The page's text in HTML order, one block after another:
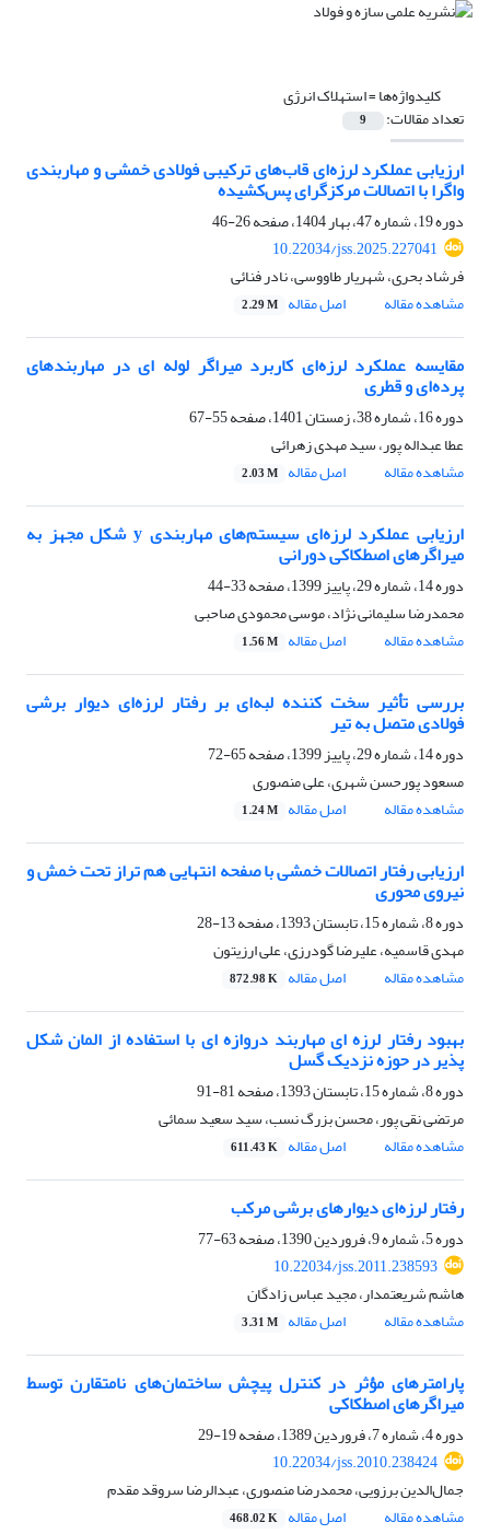
کلیدواژه‌ها =استهلاک انرژی
تعداد مقالات: 9
ارزیابی عملکرد لرزه‌ای قاب‌های ترکیبی فولادی خمشی و مهاربندی
واگرا با اتصالات مرکزگرای پس‌کشیده
دوره 19، شماره 47، بهار 1404، صفحه
26-46
10.22034/jss.2025.227041
فرشاد بحری، شهریار طاووسی، نادر فنائی
مشاهده مقاله
اصل مقاله 2.29 M
مقایسه عملکرد لرزه‌ای کاربرد میراگر لوله ای در مهاربندهای
پرده‌ای و قطری
دوره 16، شماره 38، زمستان 1401، صفحه
55-67
عطا عبداله پور، سید مهدی زهرائی
مشاهده مقاله
اصل مقاله 2.03 M
ارزیابی عملکرد لرزه‌ای سیستم‌های‌ مهاربندی y شکل مجهز به
میراگرهای اصطکاکی دورانی
دوره 14، شماره 29، پاییز 1399، صفحه
33-44
محمدرضا سلیمانی نژاد، موسی محمودی صاحبی
مشاهده مقاله
اصل مقاله 1.56 M
بررسی تأثیر سخت کننده لبه‌ای بر رفتار لرزه‌ای دیوار برشی
فولادی متصل به تیر
دوره 14، شماره 29، پاییز 1399، صفحه
65-72
مسعود پورحسن شهری، علی منصوری
مشاهده مقاله
اصل مقاله 1.24 M
ارزیابی رفتار اتصالات خمشی با صفحه انتهایی هم تراز تحت خمش و
نیروی محوری
دوره 8، شماره 15، تابستان 1393، صفحه
13-28
مهدی قاسمیه، علیرضا گودرزی، علی ارزیتون
مشاهده مقاله
اصل مقاله 872.98 K
بهبود رفتار لرزه ای مهاربند دروازه ای با استفاده از المان شکل
پذیر در حوزه نزدیک گسل
دوره 8، شماره 15، تابستان 1393، صفحه
81-91
مرتضی نقی پور، محسن بزرگ نسب، سید سعید سمائی
مشاهده مقاله
اصل مقاله 611.43 K
رفتار لرزه‌ای دیوارهای برشی مرکب
دوره 5، شماره 9، فروردین 1390، صفحه
63-77
10.22034/jss.2011.238593
هاشم شریعتمدار، مجید عباس زادگان
مشاهده مقاله
اصل مقاله 3.31 M
پارامترهای مؤثر در کنترل پیچش ساختمان‌های نامتقارن توسط
میراگرهای اصطکاکی
دوره 4، شماره 7، فروردین 1389، صفحه
19-29
10.22034/jss.2010.238424
جمال‌الدین برزویی، محمدرضا منصوری، عبدالرضا سروقد مقدم
مشاهده مقاله
اصل مقاله 468.02 K